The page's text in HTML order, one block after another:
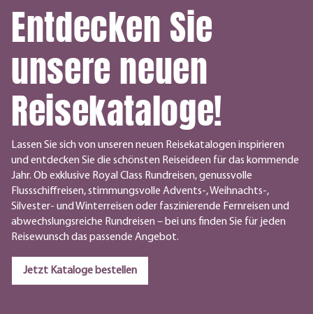
Entdecken Sie
unsere neuen
Reisekataloge!
Lassen Sie sich von unseren neuen Reisekatalogen inspirieren
und entdecken Sie die schönsten Reiseideen für das kommende
Jahr. Ob exklusive Royal Class Rundreisen, genussvolle
Flussschiffreisen, stimmungsvolle Advents-, Weihnachts-,
Silvester- und Winterreisen oder faszinierende Fernreisen und
abwechslungsreiche Rundreisen – bei uns finden Sie für jeden
Reisewunsch das passende Angebot.
Jetzt Kataloge bestellen